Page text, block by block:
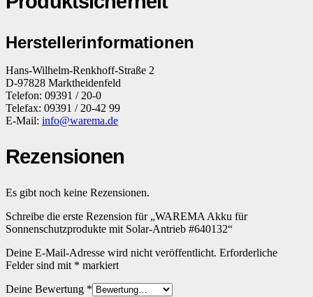
Herstellerinformationen
Hans-Wilhelm-Renkhoff-Straße 2
D-97828 Marktheidenfeld
Telefon: 09391 / 20-0
Telefax: 09391 / 20-42 99
E-Mail: info@warema.de
Rezensionen
Es gibt noch keine Rezensionen.
Schreibe die erste Rezension für „WAREMA Akku für
Sonnenschutzprodukte mit Solar-Antrieb #640132“
Deine E-Mail-Adresse wird nicht veröffentlicht. Erforderliche
Felder sind mit * markiert
Deine Bewertung *